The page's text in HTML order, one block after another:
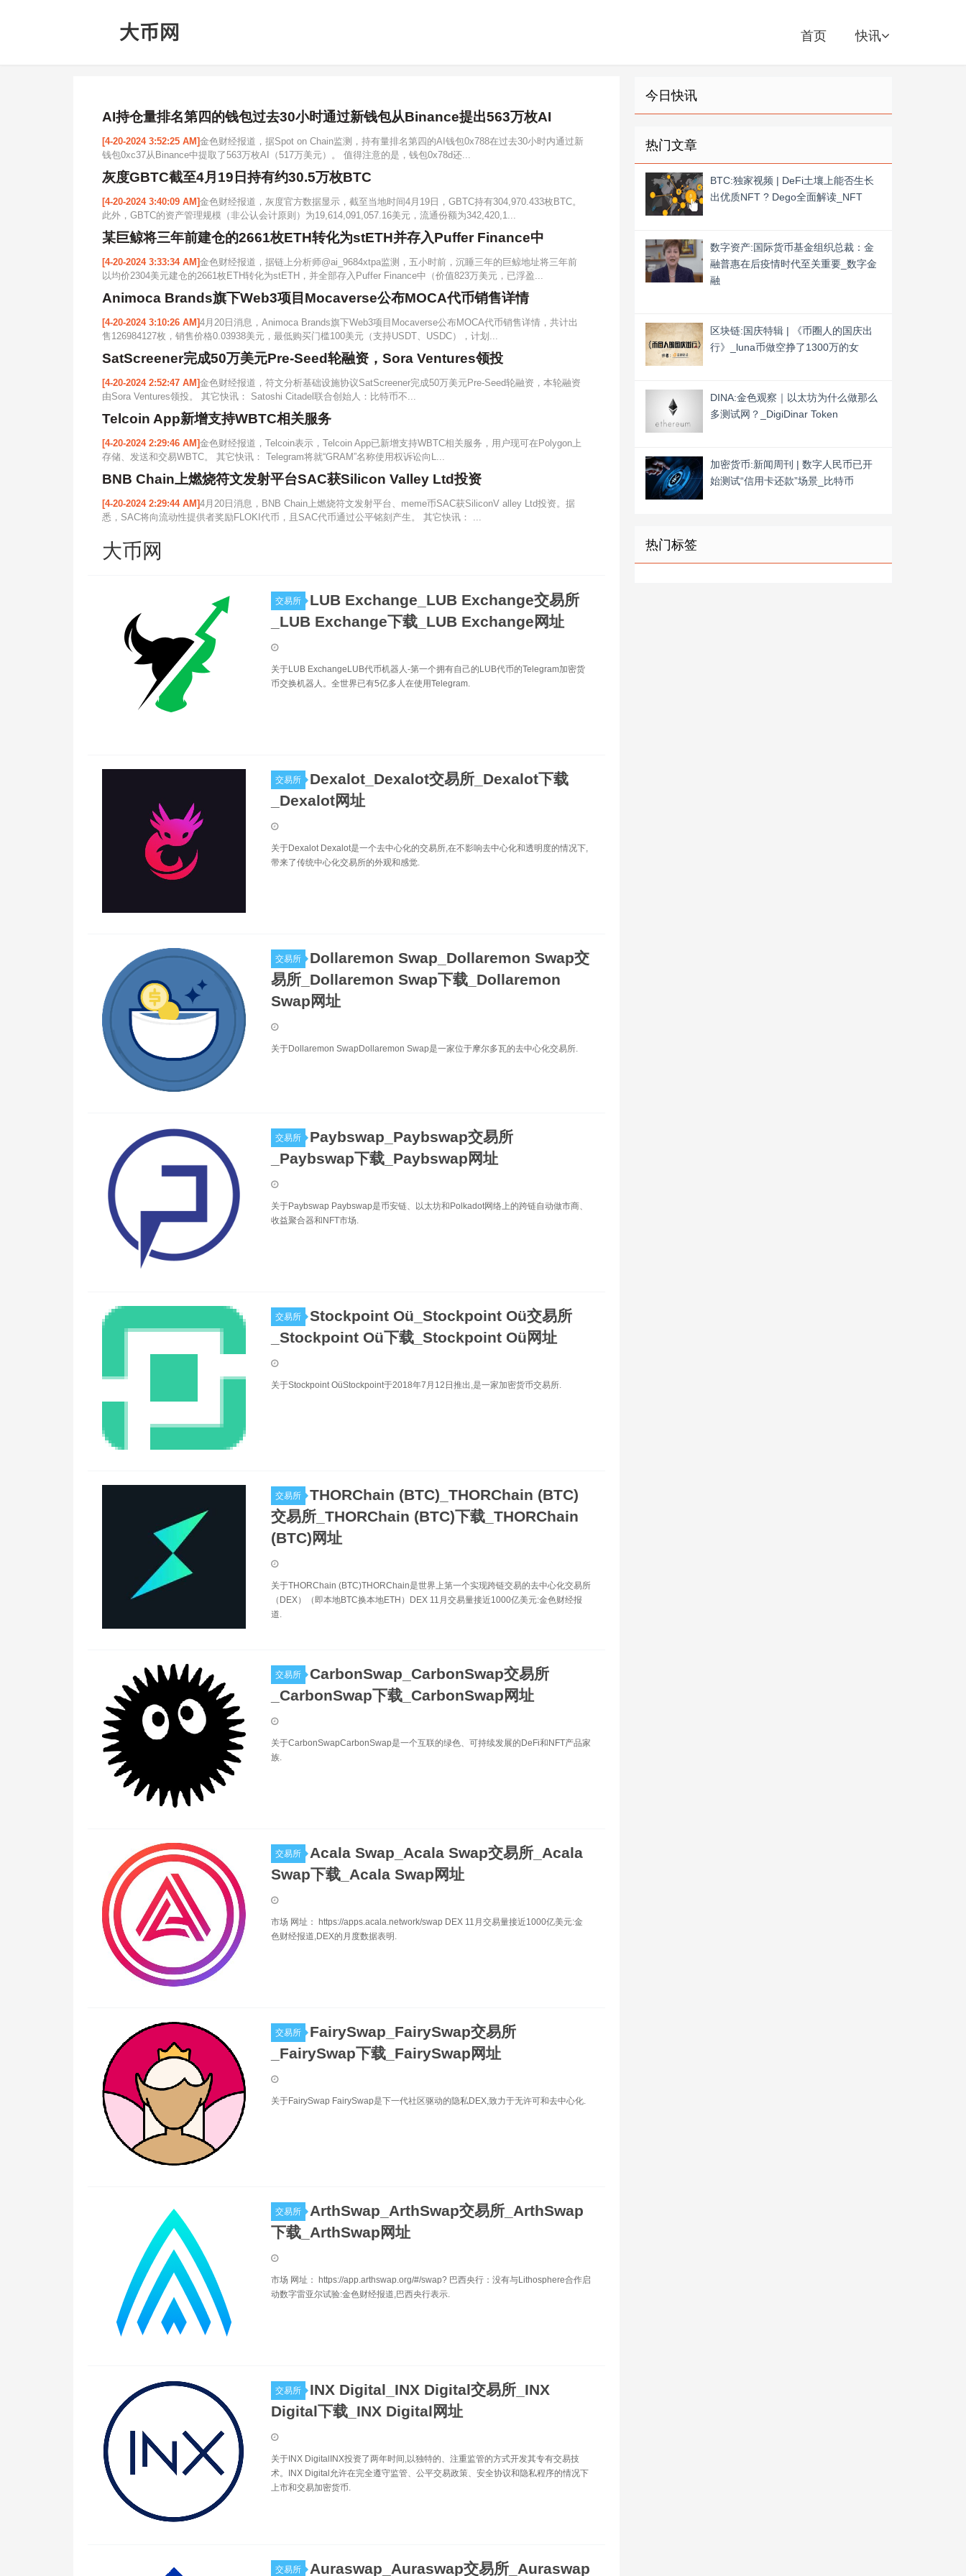
首页 快讯
AI持仓量排名第四的钱包过去30小时通过新钱包从Binance提出563万枚AI
[4-20-2024 3:52:25 AM]金色财经报道，据Spot on Chain监测，持有量排名第四的AI钱包0x788在过去30小时内通过新
钱包0xc37从Binance中提取了563万枚AI（517万美元）。 值得注意的是，钱包0x78d还...
灰度GBTC截至4月19日持有约30.5万枚BTC
[4-20-2024 3:40:09 AM]金色财经报道，灰度官方数据显示，截至当地时间4月19日，GBTC持有304,970.433枚BTC。
此外，GBTC的资产管理规模（非公认会计原则）为19,614,091,057.16美元，流通份额为342,420,1...
某巨鲸将三年前建仓的2661枚ETH转化为stETH并存入Puffer Finance中
[4-20-2024 3:33:34 AM]金色财经报道，据链上分析师@ai_9684xtpa监测，五小时前，沉睡三年的巨鲸地址将三年前
以均价2304美元建仓的2661枚ETH转化为stETH，并全部存入Puffer Finance中（价值823万美元，已浮盈...
Animoca Brands旗下Web3项目Mocaverse公布MOCA代币销售详情
[4-20-2024 3:10:26 AM]4月20日消息，Animoca Brands旗下Web3项目Mocaverse公布MOCA代币销售详情，共计出
售126984127枚，销售价格0.03938美元，最低购买门槛100美元（支持USDT、USDC），计划...
SatScreener完成50万美元Pre-Seed轮融资，Sora Ventures领投
[4-20-2024 2:52:47 AM]金色财经报道，符文分析基础设施协议SatScreener完成50万美元Pre-Seed轮融资，本轮融资
由Sora Ventures领投。 其它快讯： Satoshi Citadel联合创始人：比特币不...
Telcoin App新增支持WBTC相关服务
[4-20-2024 2:29:46 AM]金色财经报道，Telcoin表示，Telcoin App已新增支持WBTC相关服务，用户现可在Polygon上
存储、发送和交易WBTC。 其它快讯： Telegram将就“GRAM”名称使用权诉讼向L...
BNB Chain上燃烧符文发射平台SAC获Silicon Valley Ltd投资
[4-20-2024 2:29:44 AM]4月20日消息，BNB Chain上燃烧符文发射平台、meme币SAC获SiliconV alley Ltd投资。据
悉，SAC将向流动性提供者奖励FLOKI代币，且SAC代币通过公平铭刻产生。 其它快讯： ...
大币网
交易所
LUB Exchange_LUB Exchange交易所
_LUB Exchange下载_LUB Exchange网址
关于LUB ExchangeLUB代币机器人-第一个拥有自己的LUB代币的Telegram加密货
币交换机器人。全世界已有5亿多人在使用Telegram.
交易所
Dexalot_Dexalot交易所_Dexalot下载
_Dexalot网址
关于Dexalot Dexalot是一个去中心化的交易所,在不影响去中心化和透明度的情况下,
带来了传统中心化交易所的外观和感觉.
交易所
Dollaremon Swap_Dollaremon Swap交
易所_Dollaremon Swap下载_Dollaremon
Swap网址
关于Dollaremon SwapDollaremon Swap是一家位于摩尔多瓦的去中心化交易所.
交易所
Paybswap_Paybswap交易所
_Paybswap下载_Paybswap网址
关于Paybswap Paybswap是币安链、以太坊和Polkadot网络上的跨链自动做市商、
收益聚合器和NFT市场.
交易所
Stockpoint Oü_Stockpoint Oü交易所
_Stockpoint Oü下载_Stockpoint Oü网址
关于Stockpoint OüStockpoint于2018年7月12日推出,是一家加密货币交易所.
交易所
THORChain (BTC)_THORChain (BTC)
交易所_THORChain (BTC)下载_THORChain
(BTC)网址
关于THORChain (BTC)THORChain是世界上第一个实现跨链交易的去中心化交易所
（DEX）（即本地BTC换本地ETH）DEX 11月交易量接近1000亿美元:金色财经报
道.
交易所
CarbonSwap_CarbonSwap交易所
_CarbonSwap下载_CarbonSwap网址
关于CarbonSwapCarbonSwap是一个互联的绿色、可持续发展的DeFi和NFT产品家
族.
交易所
Acala Swap_Acala Swap交易所_Acala
Swap下载_Acala Swap网址
市场 网址： https://apps.acala.network/swap DEX 11月交易量接近1000亿美元:金
色财经报道,DEX的月度数据表明.
交易所
FairySwap_FairySwap交易所
_FairySwap下载_FairySwap网址
关于FairySwap FairySwap是下一代社区驱动的隐私DEX,致力于无许可和去中心化.
交易所
ArthSwap_ArthSwap交易所_ArthSwap
下载_ArthSwap网址
市场 网址： https://app.arthswap.org/#/swap? 巴西央行：没有与Lithosphere合作启
动数字雷亚尔试验:金色财经报道,巴西央行表示.
交易所
INX Digital_INX Digital交易所_INX
Digital下载_INX Digital网址
关于INX DigitalINX投资了两年时间,以独特的、注重监管的方式开发其专有交易技
术。INX Digital允许在完全遵守监管、公平交易政策、安全协议和隐私程序的情况下
上市和交易加密货币.
交易所 Auraswap_Auraswap交易所_Auraswap
今日快讯
热门文章
BTC:独家视频 | DeFi土壤上能否生长
出优质NFT ? Dego全面解读_NFT
数字资产:国际货币基金组织总裁：金
融普惠在后疫情时代至关重要_数字金
融
区块链:国庆特辑 | 《币圈人的国庆出
行》_luna币做空挣了1300万的女
DINA:金色观察｜以太坊为什么做那么
多测试网？_DigiDinar Token
加密货币:新闻周刊 | 数字人民币已开
始测试“信用卡还款”场景_比特币
热门标签